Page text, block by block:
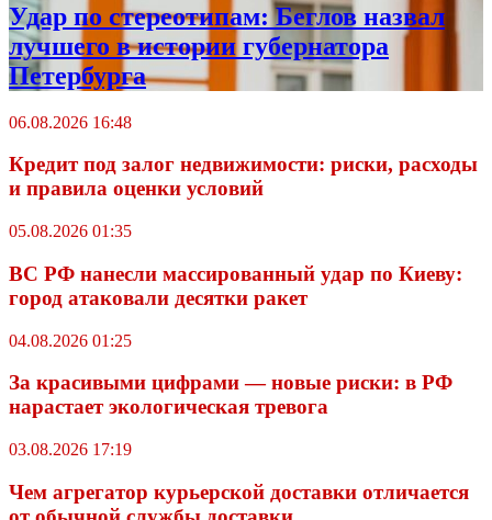
Удар по стереотипам: Беглов назвал
лучшего в истории губернатора
Петербурга
06.08.2026 16:48
Кредит под залог недвижимости: риски, расходы
и правила оценки условий
05.08.2026 01:35
ВС РФ нанесли массированный удар по Киеву:
город атаковали десятки ракет
04.08.2026 01:25
За красивыми цифрами — новые риски: в РФ
нарастает экологическая тревога
03.08.2026 17:19
Чем агрегатор курьерской доставки отличается